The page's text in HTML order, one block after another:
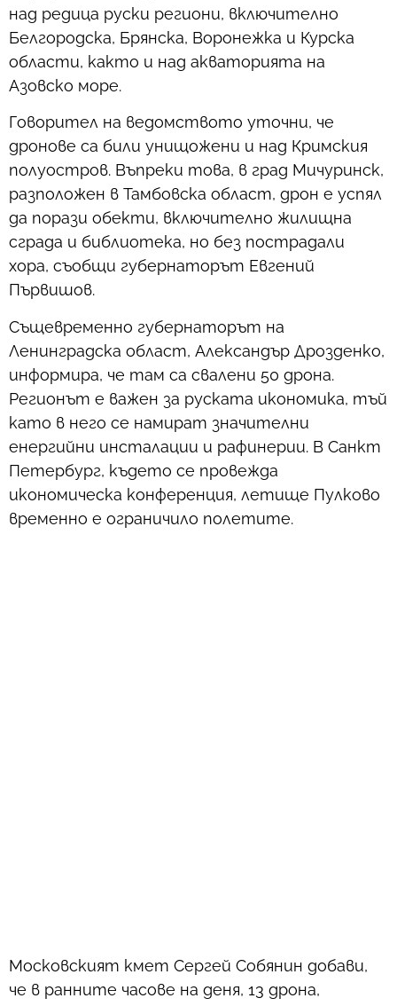
над редица руски региони, включително
Белгородска, Брянска, Воронежка и Курска
области, както и над акваторията на
Азовско море.
Говорител на ведомството уточни, че
дронове са били унищожени и над Кримския
полуостров. Въпреки това, в град Мичуринск,
разположен в Тамбовска област, дрон е успял
да порази обекти, включително жилищна
сграда и библиотека, но без пострадали
хора, съобщи губернаторът Евгений
Първишов.
Същевременно губернаторът на
Ленинградска област, Александър Дрозденко,
информира, че там са свалени 50 дрона.
Регионът е важен за руската икономика, тъй
като в него се намират значителни
енергийни инсталации и рафинерии. В Санкт
Петербург, където се провежда
икономическа конференция, летище Пулково
временно е ограничило полетите.
Московският кмет Сергей Собянин добави,
че в ранните часове на деня, 13 дрона,